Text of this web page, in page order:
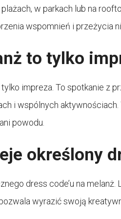
w parkach lub na
wspomnień i przeżycia
to tylko
impreza. To spotkanie z
i wspólnych
powodu.
określony
dress code’u na
wyrazić swoją